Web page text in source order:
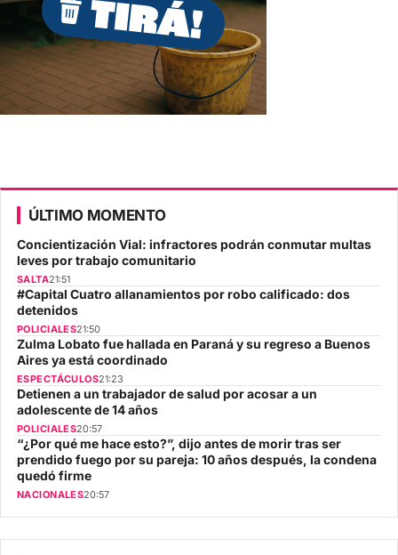
ÚLTIMO MOMENTO
Concientización Vial: infractores podrán conmutar multas
leves por trabajo comunitario
SALTA21:51
#Capital Cuatro allanamientos por robo calificado: dos
detenidos
POLICIALES21:50
Zulma Lobato fue hallada en Paraná y su regreso a Buenos
Aires ya está coordinado
ESPECTÁCULOS21:23
Detienen a un trabajador de salud por acosar a un
adolescente de 14 años
POLICIALES20:57
“¿Por qué me hace esto?”, dijo antes de morir tras ser
prendido fuego por su pareja: 10 años después, la condena
quedó firme
NACIONALES20:57